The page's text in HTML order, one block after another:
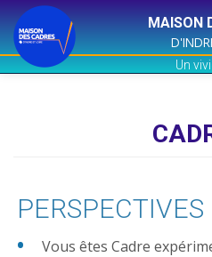
Aller
MAISON
Un
Vous êtes Cadre